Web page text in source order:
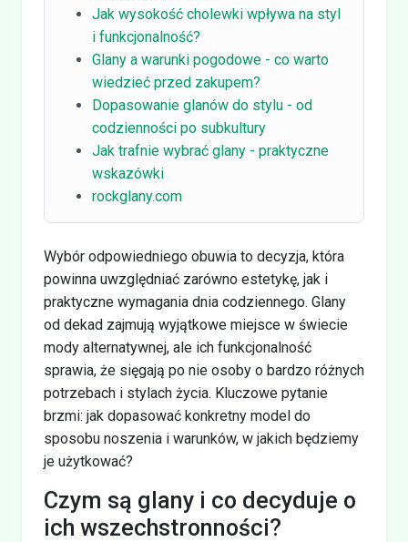
Jak wysokość cholewki wpływa na styl
i funkcjonalność?
Glany a warunki pogodowe - co warto
wiedzieć przed zakupem?
Dopasowanie glanów do stylu - od
codzienności po subkultury
Jak trafnie wybrać glany - praktyczne
wskazówki
rockglany.com
Wybór odpowiedniego obuwia to decyzja, która
powinna uwzględniać zarówno estetykę, jak i
praktyczne wymagania dnia codziennego. Glany
od dekad zajmują wyjątkowe miejsce w świecie
mody alternatywnej, ale ich funkcjonalność
sprawia, że sięgają po nie osoby o bardzo różnych
potrzebach i stylach życia. Kluczowe pytanie
brzmi: jak dopasować konkretny model do
sposobu noszenia i warunków, w jakich będziemy
je użytkować?
Czym są glany i co decyduje o
ich wszechstronności?